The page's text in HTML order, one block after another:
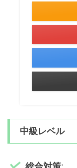
中級レベル